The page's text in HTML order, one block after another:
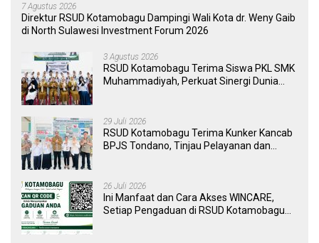
7 Agustus 2026
Direktur RSUD Kotamobagu Dampingi Wali Kota dr. Weny Gaib
di North Sulawesi Investment Forum 2026
3 Agustus 2026
RSUD Kotamobagu Terima Siswa PKL SMK
Muhammadiyah, Perkuat Sinergi Dunia
29 Juli 2026
RSUD Kotamobagu Terima Kunker Kancab
BPJS Tondano, Tinjau Pelayanan dan
26 Juli 2026
Ini Manfaat dan Cara Akses WINCARE,
Setiap Pengaduan di RSUD Kotamobagu